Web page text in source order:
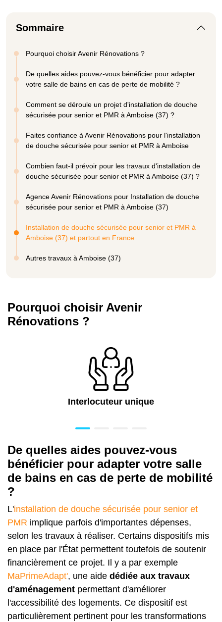
Sommaire
Pourquoi choisir Avenir Rénovations ?
De quelles aides pouvez-vous bénéficier pour adapter
votre salle de bains en cas de perte de mobilité ?
Comment se déroule un projet d'installation de douche
sécurisée pour senior et PMR à Amboise (37) ?
Faites confiance à Avenir Rénovations pour l'installation
de douche sécurisée pour senior et PMR à Amboise
Combien faut-il prévoir pour les travaux d'installation de
douche sécurisée pour senior et PMR à Amboise (37) ?
Agence Avenir Rénovations pour Installation de douche
sécurisée pour senior et PMR à Amboise (37)
Installation de douche sécurisée pour senior et PMR à
Amboise (37) et partout en France
Autres travaux à Amboise (37)
Pourquoi choisir Avenir
Rénovations ?
Interlocuteur unique
De quelles aides pouvez-vous
bénéficier pour adapter votre salle
de bains en cas de perte de mobilité
?
L'installation de douche sécurisée pour senior et
PMR implique parfois d'importantes dépenses,
selon les travaux à réaliser. Certains dispositifs mis
en place par l'État permettent toutefois de soutenir
financièrement ce projet. Il y a par exemple
MaPrimeAdapt', une aide dédiée aux travaux
d'aménagement permettant d'améliorer
l'accessibilité des logements. Ce dispositif est
particulièrement pertinent pour les transformations